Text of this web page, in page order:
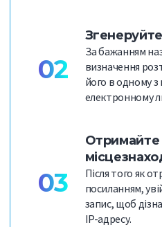
02
За бажанням
визначення
його в одному
електронному
03
Отримайте
Після того як
посиланням,
запис, щоб
IP-адресу.